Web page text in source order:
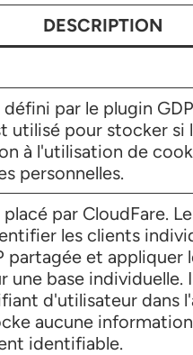
DESCRIPTION
par le plugin
utilisé pour stocker si
à l'utilisation de
personnelles.
par CloudFare.
les clients
partagée et appliquer
une base individuelle.
d'utilisateur dans
aucune information
identifiable.